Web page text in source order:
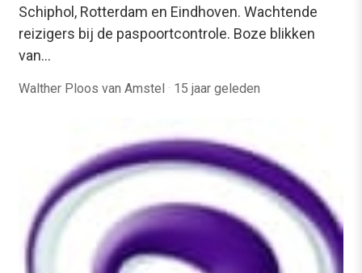
Schiphol, Rotterdam en Eindhoven. Wachtende
reizigers bij de paspoortcontrole. Boze blikken
van…
Walther Ploos van Amstel · 15 jaar geleden